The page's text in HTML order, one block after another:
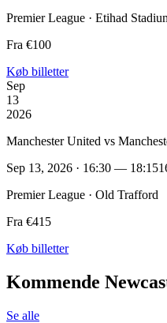
Premier League · Etihad
Fra €100
Køb billetter
Sep
13
2026
Manchester United vs
Sep 13, 2026 · 16:30 — 18:15
Premier League · Old Trafford
Fra €415
Køb billetter
Kommende
Se alle